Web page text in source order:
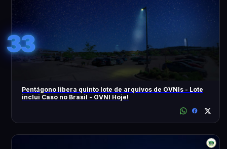
33
Pentágono libera quinto lote de arquivos de OVNIs - Lote
inclui Caso no Brasil - OVNI Hoje!